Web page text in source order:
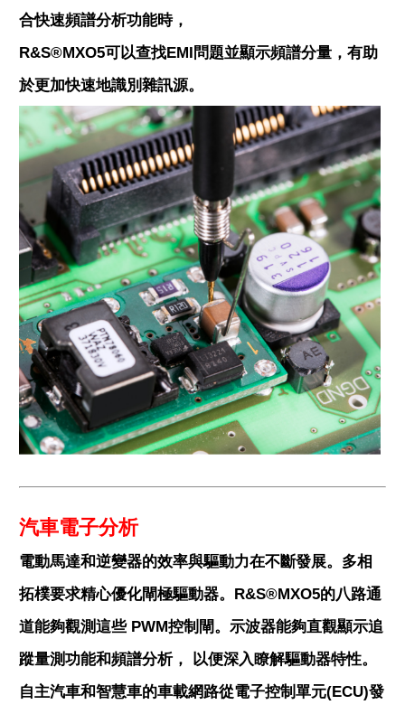
合快速頻譜分析功能時，
R&S®MXO5可以查找EMI問題並顯示頻譜分量，有助
於更加快速地識別雜訊源。
汽車電子分析
電動馬達和逆變器的效率與驅動力在不斷發展。多相
拓樸要求精心優化閘極驅動器。R&S®MXO5的八路通
道能夠觀測這些 PWM控制閘。示波器能夠直觀顯示追
蹤量測功能和頻譜分析， 以便深入瞭解驅動器特性。
自主汽車和智慧車的車載網路從電子控制單元(ECU)發